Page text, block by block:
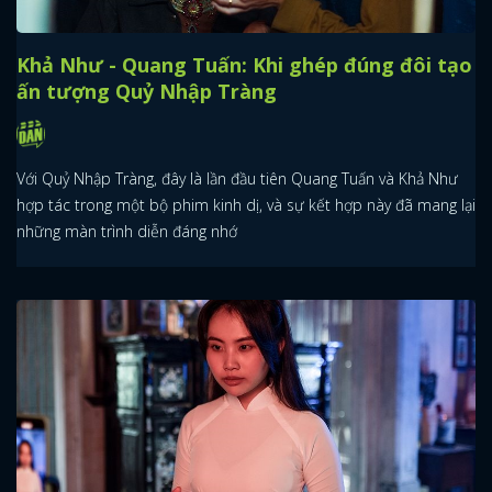
Khả Như - Quang Tuấn: Khi ghép đúng đôi tạo
ấn tượng Quỷ Nhập Tràng
Với Quỷ Nhập Tràng, đây là lần đầu tiên Quang Tuấn và Khả Như
hợp tác trong một bộ phim kinh dị, và sự kết hợp này đã mang lại
những màn trình diễn đáng nhớ